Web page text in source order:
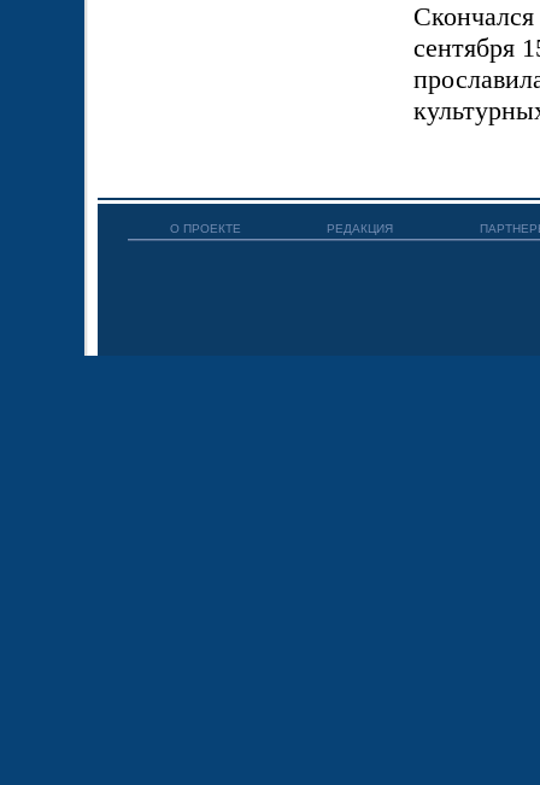
сентября
О ПРОЕКТЕ РЕДАКЦИЯ